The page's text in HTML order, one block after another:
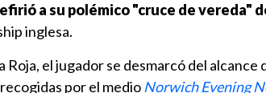
a su polémico "cruce de vereda"
inglesa.
Roja, el jugador se desmarcó del alcance
por el medio Norwich Evening